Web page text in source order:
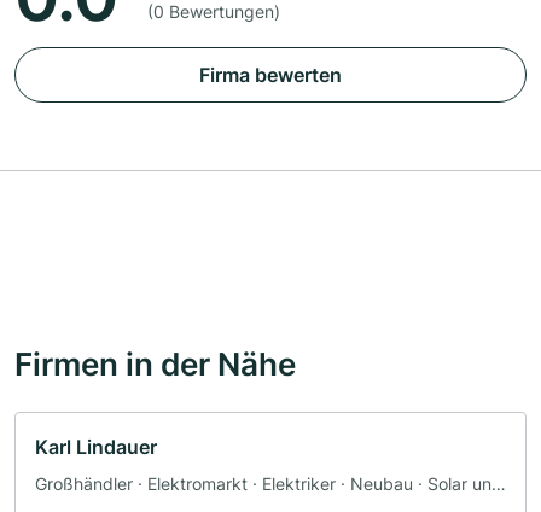
(0 Bewertungen)
Firma bewerten
Firmen in der Nähe
Karl Lindauer
Großhändler · Elektromarkt · Elektriker · Neubau · Solar und